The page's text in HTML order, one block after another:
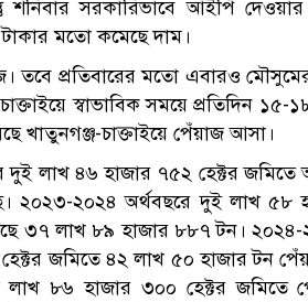
সরকারিভাবে আইপি
মতো কমেছে দাম।
তবে প্রতিবারের মতো এবারও
স্বাভাবিক সময়ে প্রতিদিন ১৫-
খাতুনগঞ্জ-চাক্তাইয়ে পেঁয়াজ আসা।
দুই লাখ ৪৬ হাজার ৭৫২ হেক্টর জমিতে
২০২৩-২০২৪ অর্থবছরে দুই লাখ ৫৮
৩৭ লাখ ৮৯ হাজার ৮৮৭ টন।
জমিতে ৪২ লাখ ৫০ হাজার টন
লাখ ৮৬ হাজার ৩০০ হেক্টর জমিতে